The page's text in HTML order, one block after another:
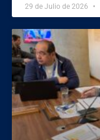
29 de Julio de 2026